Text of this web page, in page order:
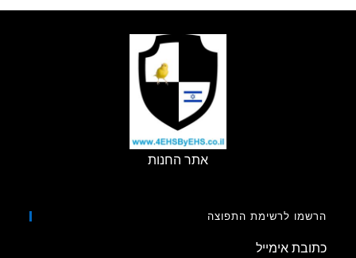
אתר החנות
לרשימת התפוצה
אימייל